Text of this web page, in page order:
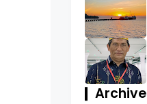
Archive